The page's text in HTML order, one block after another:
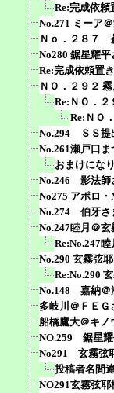
Re:完成依頼
No.271 ミーア
Ｎｏ．２８７
No280 鋸星耀
Re:完成依頼置
ＮＯ．２９２
Re:ＮＯ．２
Re:ＮＯ
No.294 ＳＳ提
No.261瀬戸口
おまけにな
No.246 影法師
No275 アポロ
No.274 伯牙さ
No.247睦月＠
Re:No.247
No.290 玄霧弦
Re:No.290
No.148 嘉納＠
多岐川＠ＦＥＧ
船橋鷹大＠キノ
NO.259 鋸星耀
No291 玄霧弦
投稿者名間
NO291玄霧弦